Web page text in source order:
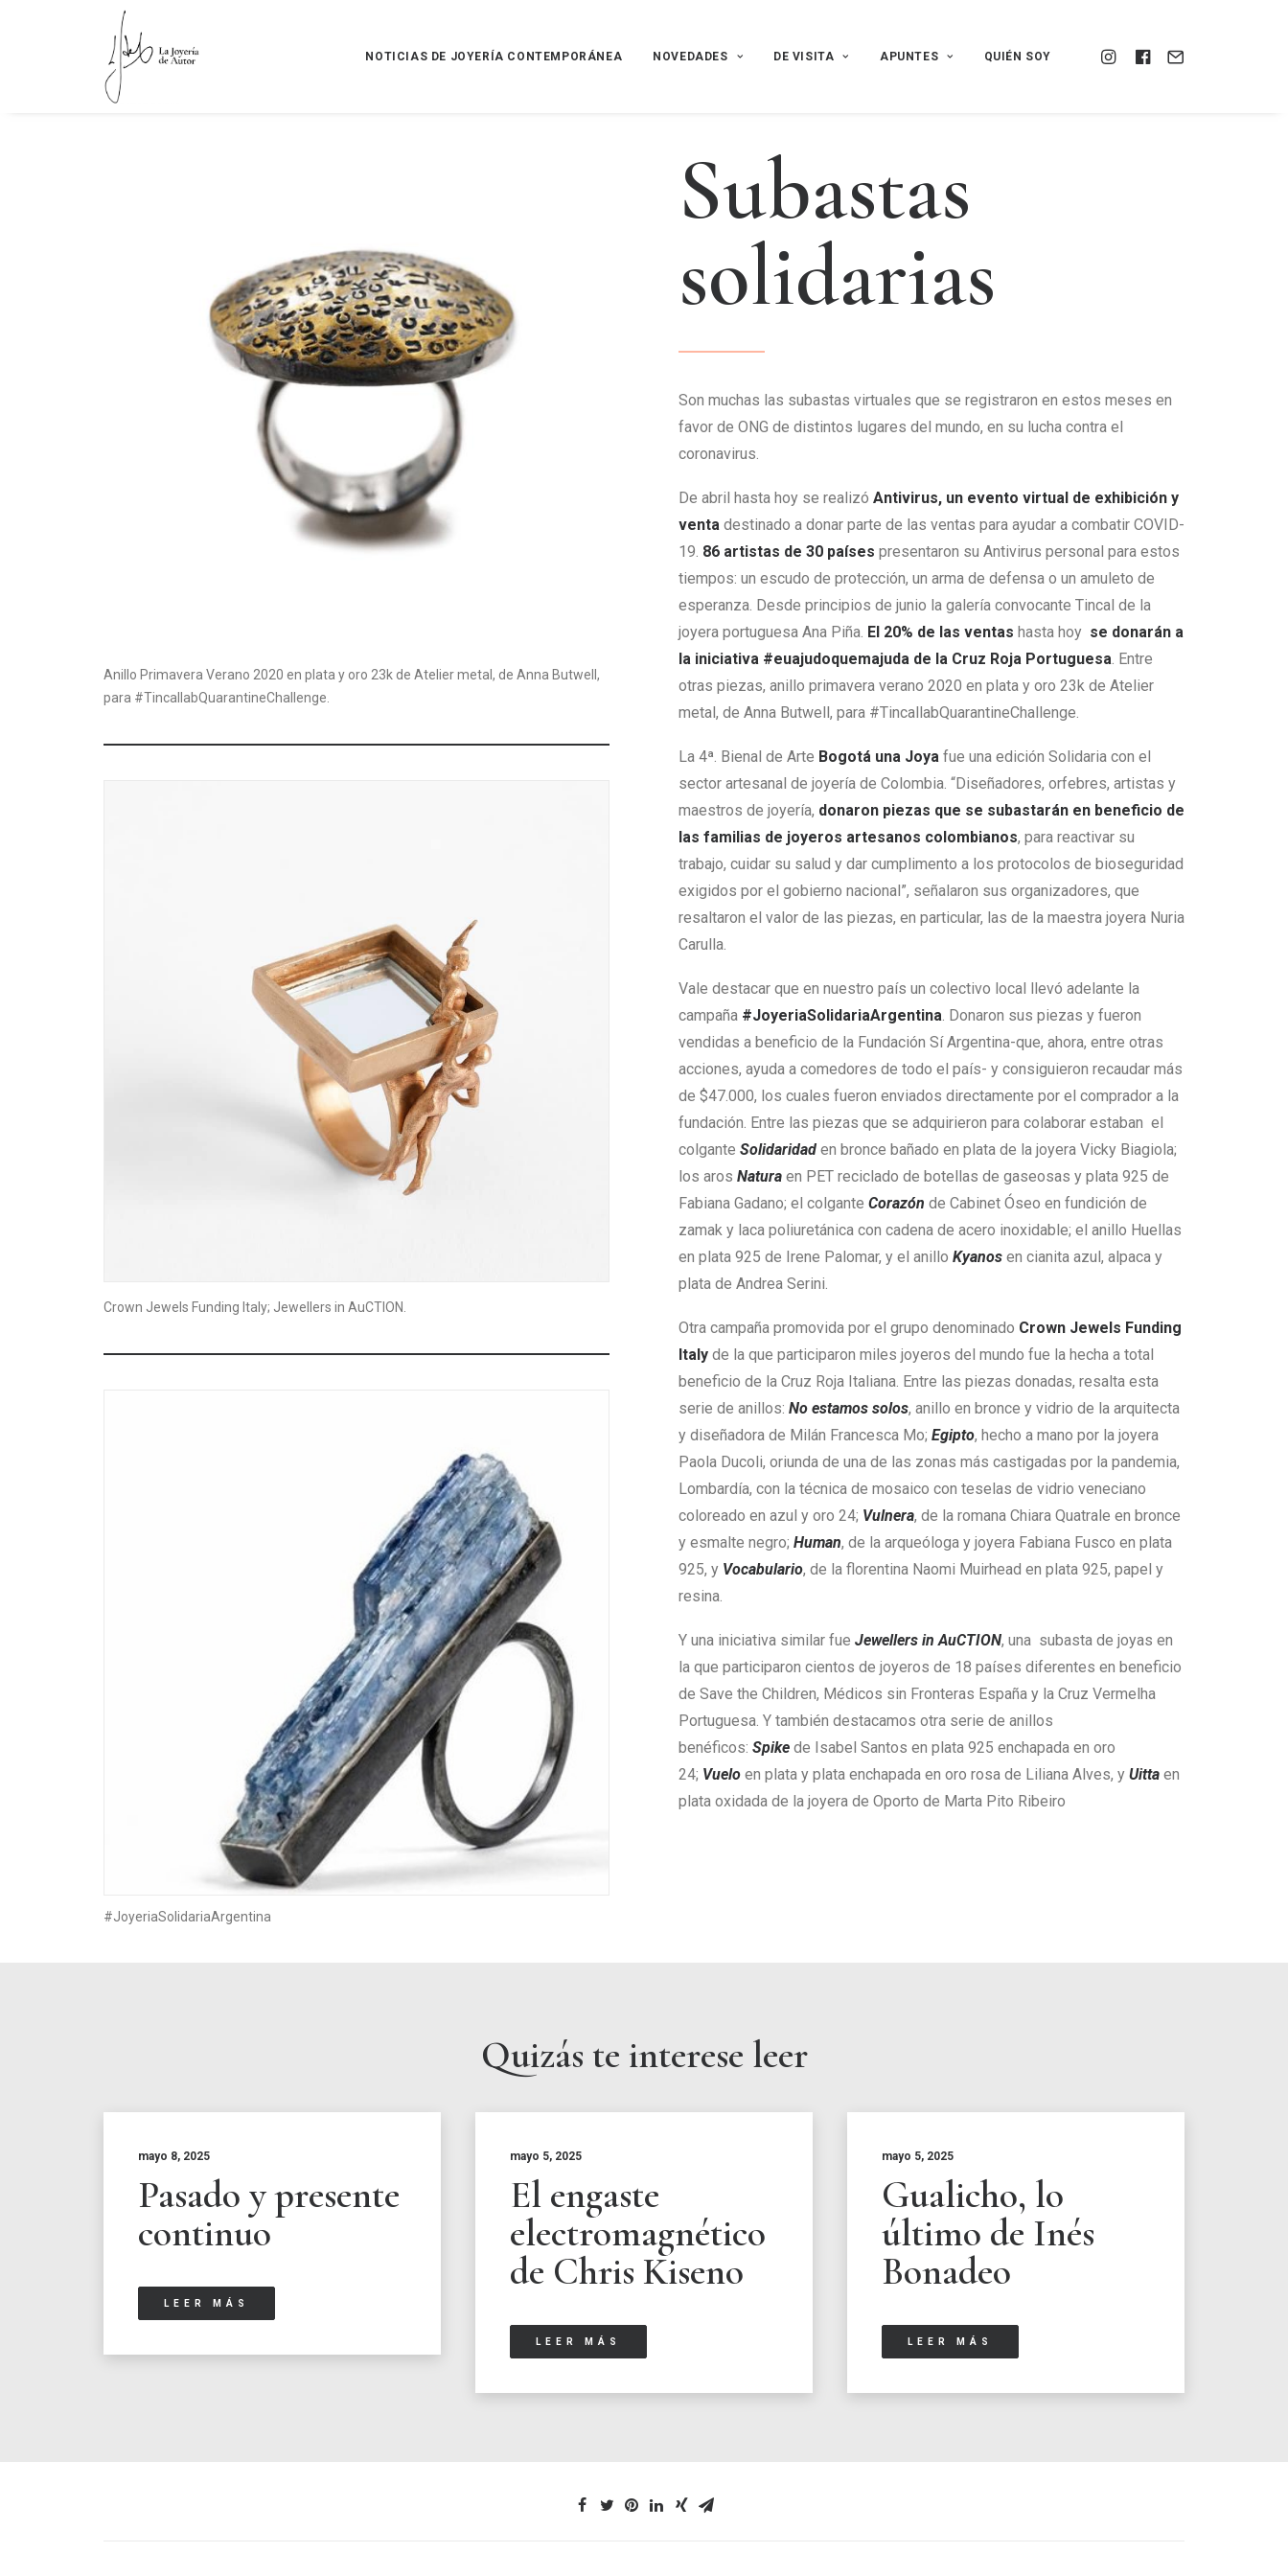
NOTICIAS DE JOYERÍA CONTEMPORÁNEA NOVEDADES DE VISITA APUNTES QUIÉN SOY
Anillo Primavera Verano 2020 en plata y oro 23k de Atelier metal, de Anna Butwell,
para #TincallabQuarantineChallenge.
Crown Jewels Funding Italy; Jewellers in AuCTION.
#JoyeriaSolidariaArgentina
Subastas
solidarias
Son muchas las subastas virtuales que se registraron en estos meses en
favor de ONG de distintos lugares del mundo, en su lucha contra el
coronavirus.
De abril hasta hoy se realizó Antivirus, un evento virtual de exhibición y
venta destinado a donar parte de las ventas para ayudar a combatir COVID-
19. 86 artistas de 30 países presentaron su Antivirus personal para estos
tiempos: un escudo de protección, un arma de defensa o un amuleto de
esperanza. Desde principios de junio la galería convocante Tincal de la
joyera portuguesa Ana Piña. El 20% de las ventas hasta hoy se donarán a
la iniciativa #euajudoquemajuda de la Cruz Roja Portuguesa. Entre
otras piezas, anillo primavera verano 2020 en plata y oro 23k de Atelier
metal, de Anna Butwell, para #TincallabQuarantineChallenge.
La 4ª. Bienal de Arte Bogotá una Joya fue una edición Solidaria con el
sector artesanal de joyería de Colombia. “Diseñadores, orfebres, artistas y
maestros de joyería, donaron piezas que se subastarán en beneficio de
las familias de joyeros artesanos colombianos, para reactivar su
trabajo, cuidar su salud y dar cumplimento a los protocolos de bioseguridad
exigidos por el gobierno nacional”, señalaron sus organizadores, que
resaltaron el valor de las piezas, en particular, las de la maestra joyera Nuria
Carulla.
Vale destacar que en nuestro país un colectivo local llevó adelante la
campaña #JoyeriaSolidariaArgentina. Donaron sus piezas y fueron
vendidas a beneficio de la Fundación Sí Argentina-que, ahora, entre otras
acciones, ayuda a comedores de todo el país- y consiguieron recaudar más
de $47.000, los cuales fueron enviados directamente por el comprador a la
fundación. Entre las piezas que se adquirieron para colaborar estaban el
colgante Solidaridad en bronce bañado en plata de la joyera Vicky Biagiola;
los aros Natura en PET reciclado de botellas de gaseosas y plata 925 de
Fabiana Gadano; el colgante Corazón de Cabinet Óseo en fundición de
zamak y laca poliuretánica con cadena de acero inoxidable; el anillo Huellas
en plata 925 de Irene Palomar, y el anillo Kyanos en cianita azul, alpaca y
plata de Andrea Serini.
Otra campaña promovida por el grupo denominado Crown Jewels Funding
Italy de la que participaron miles joyeros del mundo fue la hecha a total
beneficio de la Cruz Roja Italiana. Entre las piezas donadas, resalta esta
serie de anillos: No estamos solos, anillo en bronce y vidrio de la arquitecta
y diseñadora de Milán Francesca Mo; Egipto, hecho a mano por la joyera
Paola Ducoli, oriunda de una de las zonas más castigadas por la pandemia,
Lombardía, con la técnica de mosaico con teselas de vidrio veneciano
coloreado en azul y oro 24; Vulnera, de la romana Chiara Quatrale en bronce
y esmalte negro; Human, de la arqueóloga y joyera Fabiana Fusco en plata
925, y Vocabulario, de la florentina Naomi Muirhead en plata 925, papel y
resina.
Y una iniciativa similar fue Jewellers in AuCTION, una subasta de joyas en
la que participaron cientos de joyeros de 18 países diferentes en beneficio
de Save the Children, Médicos sin Fronteras España y la Cruz Vermelha
Portuguesa. Y también destacamos otra serie de anillos
benéficos: Spike de Isabel Santos en plata 925 enchapada en oro
24; Vuelo en plata y plata enchapada en oro rosa de Liliana Alves, y Uitta en
plata oxidada de la joyera de Oporto de Marta Pito Ribeiro
Quizás te interese leer
mayo 8, 2025
Pasado y presente
continuo
LEER MÁS
mayo 5, 2025
El engaste
electromagnético
de Chris Kiseno
LEER MÁS
mayo 5, 2025
Gualicho, lo
último de Inés
Bonadeo
LEER MÁS